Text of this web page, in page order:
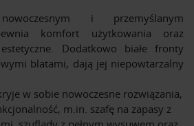
i przemyślanym
komfort użytkowania oraz
Dodatkowo białe fronty
blatami, dają jej niepowtarzalny
w sobie nowoczesne rozwiązania,
m.in. szafę na zapasy z